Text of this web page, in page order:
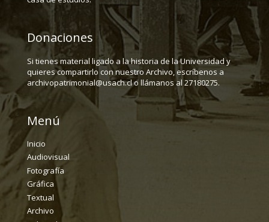
Donaciones
Si tienes material ligado a la historia de la Universidad y
quieres compartirlo con nuestro Archivo, escríbenos a
archivopatrimonial@usach.cl o llámanos al 27180275.
Menú
Inicio
Audiovisual
Fotografía
Gráfica
Textual
Archivo